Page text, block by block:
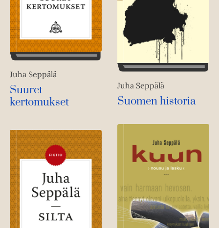
Juha Seppälä
Suuret
kertomukset
Juha Seppälä
Suomen historia